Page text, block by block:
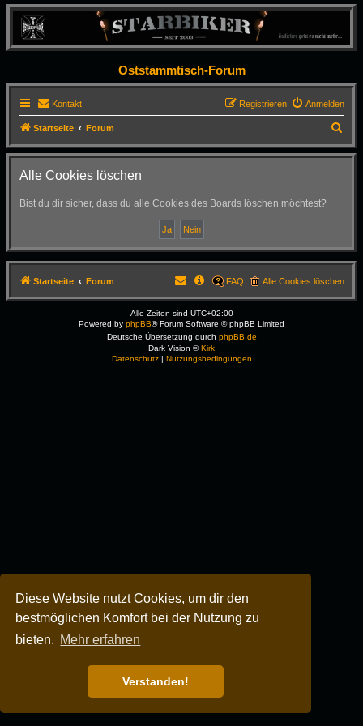
Diese Website nutzt Cookies, um dir den
bestmöglichen Komfort bei der Nutzung zu
bieten. Mehr erfahren
Verstanden!
Oststammtisch-Forum
Kontakt Anmelden
Registrieren
Startseite Forum
u
Alle Cookies löschen
Bist du dir sicher, dass du alle Cookies des Boards löschen möchtest?
Startseite Forum Alle Cookies löschen
FAQ
Alle Zeiten sind UTC+02:00
Powered by phpBB® Forum Software © phpBB Limited
Deutsche Übersetzung durch phpBB.de
Dark Vision ©Kirk
Datenschutz| Nutzungsbedingungen